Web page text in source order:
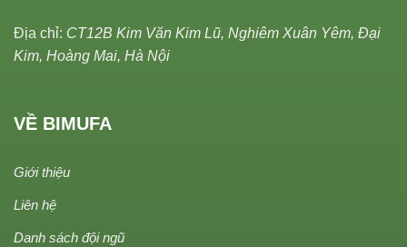
Địa chỉ: CT12B Kim Văn Kim Lũ, Nghiêm Xuân Yêm, Đại
Kim, Hoàng Mai, Hà Nội
VỀ BIMUFA
Giới thiệu
Liên hệ
Danh sách đội ngũ